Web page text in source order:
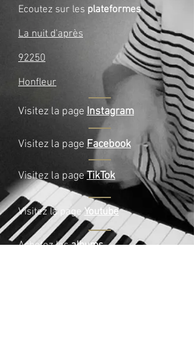
Ecoutez sur les plateformes
La nuit d'après
92250
Honfleur
Visitez la page Instagram
Visitez la page Facebook
Visitez la pageTikTok
Visitez la pageYoutube
Achetez lesalbums